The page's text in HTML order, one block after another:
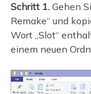
Schritt 1.Gehen
Remake“ und
Wort „Slot“
einem neuen